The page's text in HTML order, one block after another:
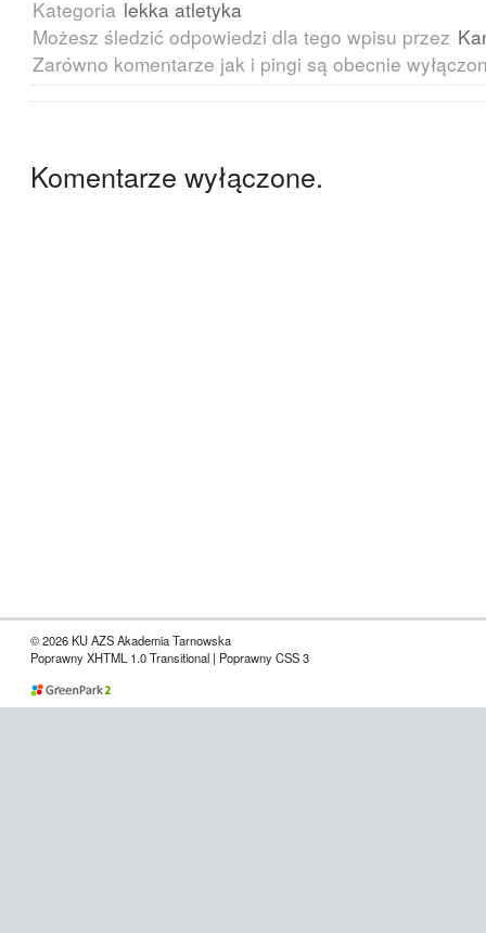
Kategoria lekka atletyka
Możesz śledzić odpowiedzi dla tego wpisu przez
Zarówno komentarze jak i pingi są obecnie
Komentarze wyłączone.
© 2026 KU AZS Akademia Tarnowska
Poprawny XHTML 1.0 Transitional | Poprawny CSS 3